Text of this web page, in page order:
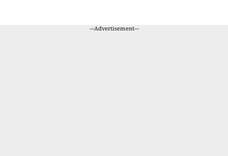
---Advertisement---